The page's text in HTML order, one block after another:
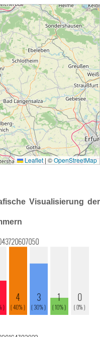
Visualisierung der